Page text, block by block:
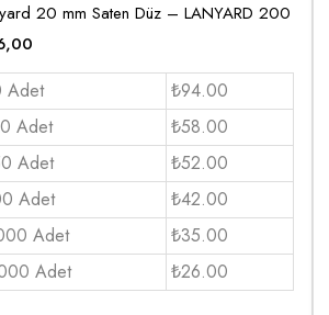
20 mm Saten Düz – LANYARD 200
Adet
₺94.00
Adet
₺58.00
Adet
₺52.00
Adet
₺42.00
Adet
₺35.00
Adet
₺26.00